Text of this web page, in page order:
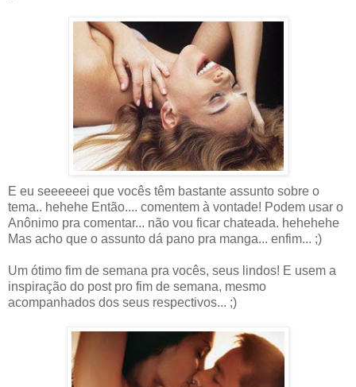
E eu seeeeeei que vocês têm bastante assunto sobre o
tema.. hehehe Então.... comentem à vontade! Podem usar o
Anônimo pra comentar... não vou ficar chateada. hehehehe
Mas acho que o assunto dá pano pra manga... enfim... ;)
Um ótimo fim de semana pra vocês, seus lindos! E usem a
inspiração do post pro fim de semana, mesmo
acompanhados dos seus respectivos... ;)